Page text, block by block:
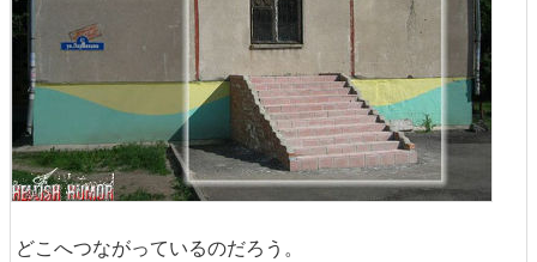
どこへつながっているのだろう。